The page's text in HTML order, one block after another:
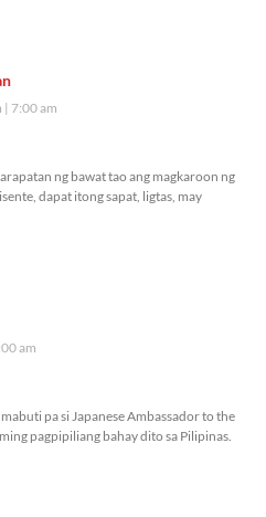
7:00 am
ng bawat tao ang magkaroon ng
dapat itong sapat, ligtas, may
am
pa si Japanese Ambassador to the
pagpipiliang bahay dito sa Pilipinas.